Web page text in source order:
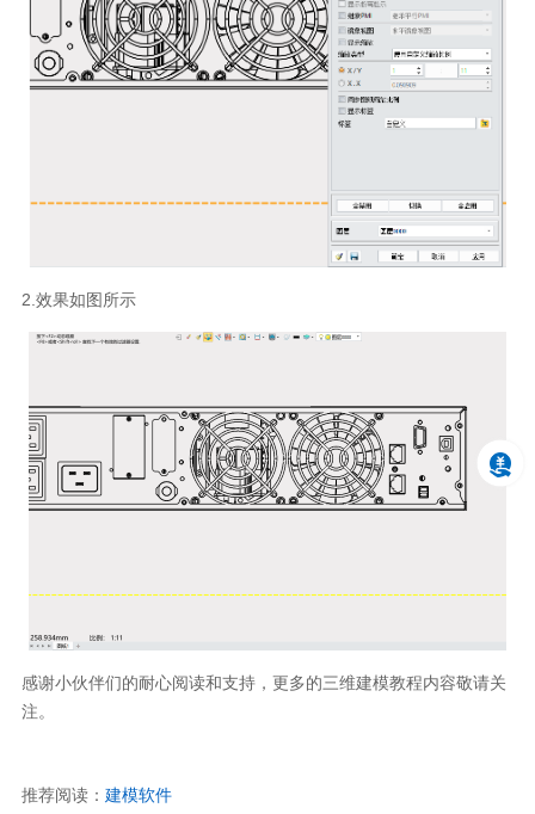
2.效果如图所示
感谢小伙伴们的耐心阅读和支持，更多的三维建模教程内容敬请关
注。
推荐阅读： 建模软件